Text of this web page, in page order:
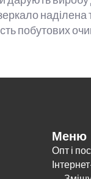
наділена
побутових
Меню
Опт і